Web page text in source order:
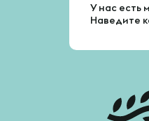
У нас есть
Наведите